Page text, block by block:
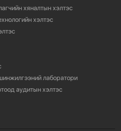
хяналтын хэлтэс
хэлтэс
лаборатори
аудитын хэлтэс